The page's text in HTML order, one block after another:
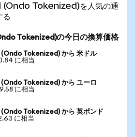
Tokenized)を人気の通
る
Tokenized)の今日の換算価格
Tokenized) から 米ドル
に相当
Tokenized) から ユーロ
に相当
Tokenized) から 英ポンド
に相当